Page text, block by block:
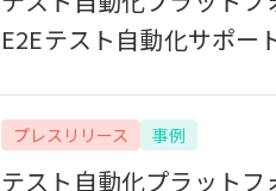
E2Eテスト自動化サポー
プレスリリース 事例
テスト自動化プラット